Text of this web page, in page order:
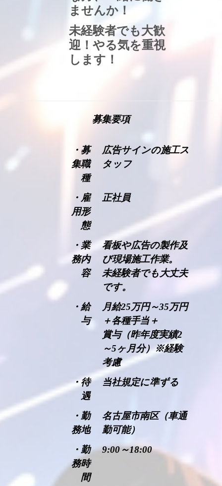
ませんか！
未経験者でも大歓
迎！やる気を重視
します！
募集要項
・募
集職
種
広告サインの施工ス
タッフ
・雇
用形
態
正社員
・業
務内
容
看板や広告の製作及
び現場施工作業。
未経験者でも大丈夫
です。
・給
与
月給25万円～35万円
＋各種手当＋
賞与（昨年度実績2
～5ヶ月分）※経験
考慮
・待
遇
当社規定に準ずる
・勤
務地
名古屋市南区（車通
勤可能）
・勤
務時
間
9:00～18:00